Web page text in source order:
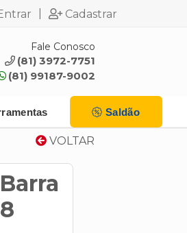
Cadastrar
Fale Conosco
(81) 3972-7751
(81) 99187-9002
Saldão
VOLTAR